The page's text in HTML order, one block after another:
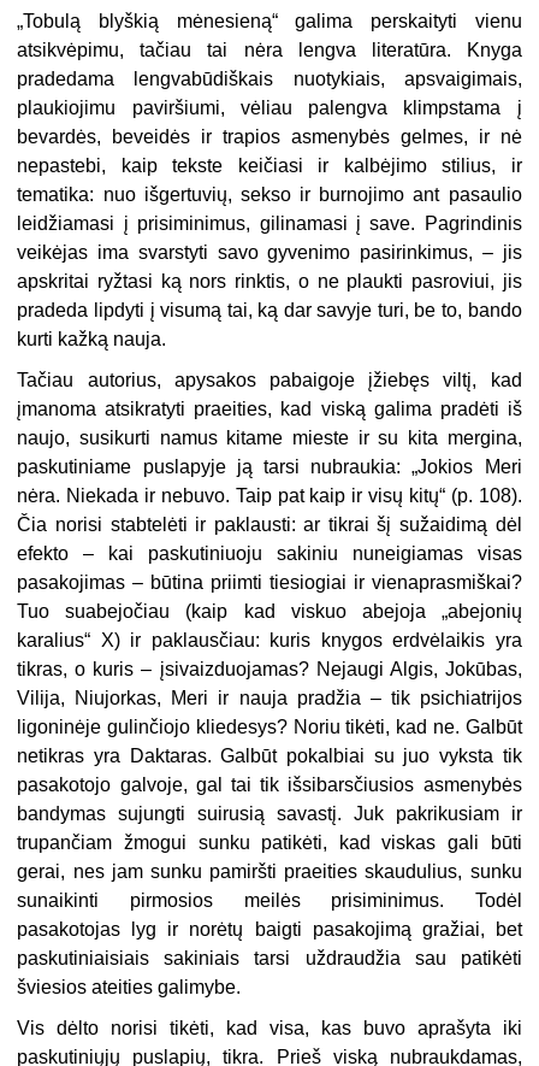
„Tobulą blyškią mėnesieną“ galima perskaityti vienu
atsikvėpimu, tačiau tai nėra lengva literatūra. Knyga
pradedama lengvabūdiškais nuotykiais, apsvaigimais,
plaukiojimu paviršiumi, vėliau palengva klimpstama į
bevardės, beveidės ir trapios asmenybės gelmes, ir nė
nepastebi, kaip tekste keičiasi ir kalbėjimo stilius, ir
tematika: nuo išgertuvių, sekso ir burnojimo ant pasaulio
leidžiamasi į prisiminimus, gilinamasi į save. Pagrindinis
veikėjas ima svarstyti savo gyvenimo pasirinkimus, – jis
apskritai ryžtasi ką nors rinktis, o ne plaukti pasroviui, jis
pradeda lipdyti į visumą tai, ką dar savyje turi, be to, bando
kurti kažką nauja.
Tačiau autorius, apysakos pabaigoje įžiebęs viltį, kad
įmanoma atsikratyti praeities, kad viską galima pradėti iš
naujo, susikurti namus kitame mieste ir su kita mergina,
paskutiniame puslapyje ją tarsi nubraukia: „Jokios Meri
nėra. Niekada ir nebuvo. Taip pat kaip ir visų kitų“ (p. 108).
Čia norisi stabtelėti ir paklausti: ar tikrai šį sužaidimą dėl
efekto – kai paskutiniuoju sakiniu nuneigiamas visas
pasakojimas – būtina priimti tiesiogiai ir vienaprasmiškai?
Tuo suabejočiau (kaip kad viskuo abejoja „abejonių
karalius“ X) ir paklausčiau: kuris knygos erdvėlaikis yra
tikras, o kuris – įsivaizduojamas? Nejaugi Algis, Jokūbas,
Vilija, Niujorkas, Meri ir nauja pradžia – tik psichiatrijos
ligoninėje gulinčiojo kliedesys? Noriu tikėti, kad ne. Galbūt
netikras yra Daktaras. Galbūt pokalbiai su juo vyksta tik
pasakotojo galvoje, gal tai tik išsibarsčiusios asmenybės
bandymas sujungti suirusią savastį. Juk pakrikusiam ir
trupančiam žmogui sunku patikėti, kad viskas gali būti
gerai, nes jam sunku pamiršti praeities skaudulius, sunku
sunaikinti pirmosios meilės prisiminimus. Todėl
pasakotojas lyg ir norėtų baigti pasakojimą gražiai, bet
paskutiniaisiais sakiniais tarsi uždraudžia sau patikėti
šviesios ateities galimybe.
Vis dėlto norisi tikėti, kad visa, kas buvo aprašyta iki
paskutiniųjų puslapių, tikra. Prieš viską nubraukdamas,